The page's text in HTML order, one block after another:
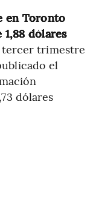
en Toronto
1,88 dólares
tercer trimestre
el
dólares